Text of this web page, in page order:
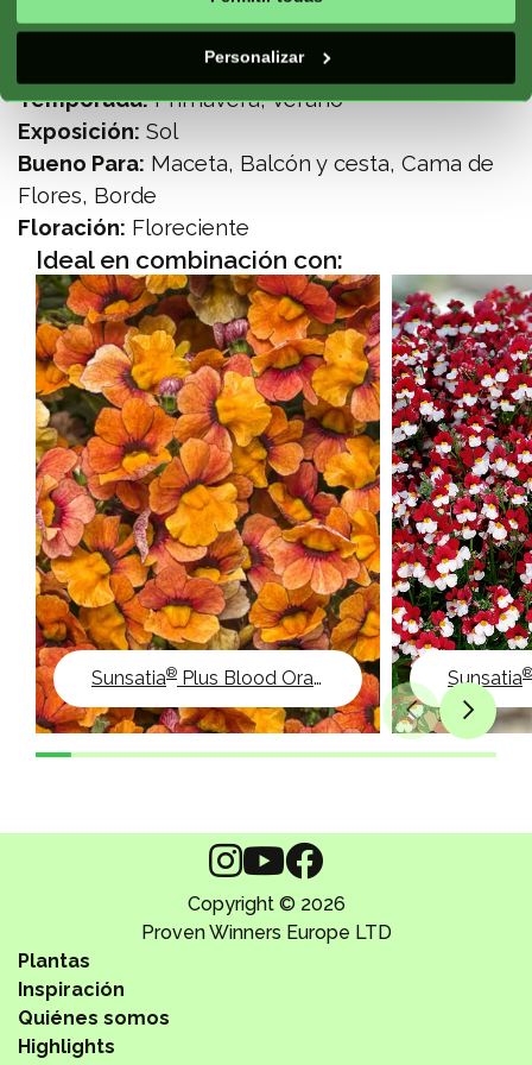
Personalizar
Zona Climática:Continental, Montaña,
Temporada:Primavera, Verano
Exposición: Sol
Bueno Para: Maceta, Balcón y cesta, Cama de
Flores, Borde
Floración: Floreciente
Ideal en combinación con:
Sunsatia® Plus Blood Orange Sunsatia®
Copyright © 2026
Proven Winners Europe LTD
Plantas
Inspiración
Quiénes somos
Highlights